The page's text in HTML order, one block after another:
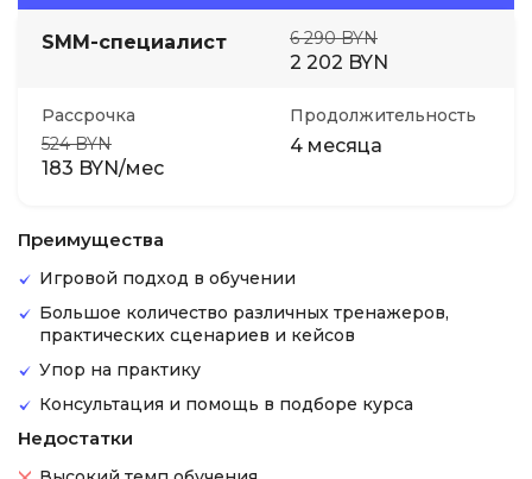
SMM-специалист 6 290 BYN
2 202 BYN
Рассрочка
524 BYN
183 BYN/мес
Продолжительность
4 месяца
Преимущества
Игровой подход в обучении
Большое количество различных тренажеров,
практических сценариев и кейсов
Упор на практику
Консультация и помощь в подборе курса
Недостатки